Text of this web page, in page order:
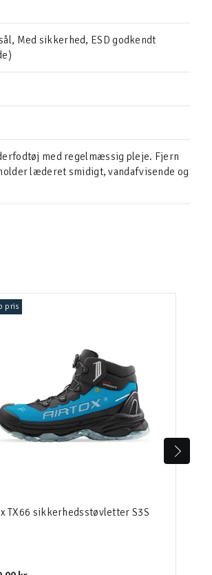
Med sikkerhed, ESD godkendt
med regelmæssig pleje. Fjern
læderet smidigt, vandafvisende og
pris
TX66 sikkerhedsstøvletter S3S